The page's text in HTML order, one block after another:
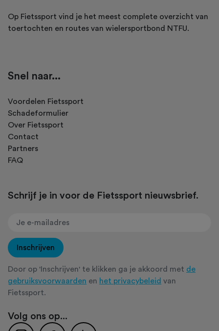
Op Fietssport vind je het meest complete overzicht van
toertochten en routes van wielersportbond NTFU.
Snel naar...
Voordelen Fietssport
Schadeformulier
Over Fietssport
Contact
Partners
FAQ
Schrijf je in voor de Fietssport nieuwsbrief.
Inschrijven
Door op 'Inschrijven' te klikken ga je akkoord met de
gebruiksvoorwaarden en het privacybeleid van
Fietssport.
Volg ons op...